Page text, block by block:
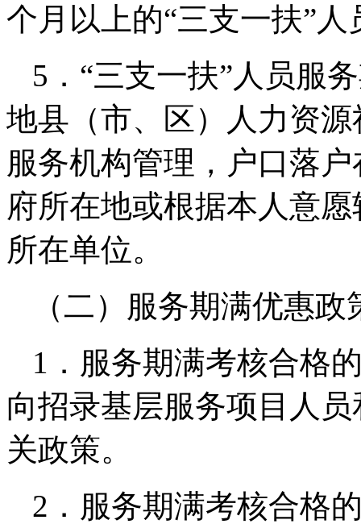
个月以上的“三支一扶”
5．“三支一扶”人员服
地县（市、区）人力资
服务机构管理，户口落
府所在地或根据本人意
所在单位。
（二）服务期满优惠政
1．服务期满考核合格
向招录基层服务项目人
关政策。
2．服务期满考核合格